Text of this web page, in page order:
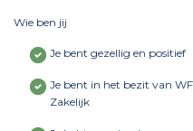
Wie ben jij
Je bent gezellig en positief
Je bent in het bezit van
Zakelijk